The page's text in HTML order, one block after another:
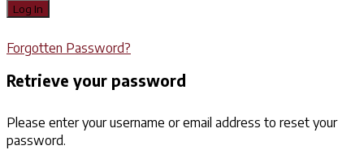
Forgotten Password?
Retrieve your password
Please enter your username or email address to reset your
password.